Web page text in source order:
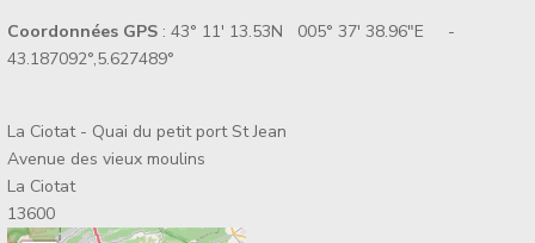
Coordonnées GPS : 43° 11' 13.53N 005° 37' 38.96"E -
43.187092°,5.627489°
La Ciotat - Quai du petit port St Jean
Avenue des vieux moulins
La Ciotat
13600